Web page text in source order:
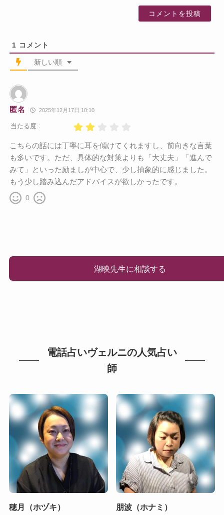
1 コメント
新しい順
匿名 2025年12月17日 10:10
当たる度 :
こちらの話には丁寧に耳を傾けてくれますし、前向きな言葉
も多いです。ただ、具体的な対策よりも「大丈夫」「進んで
みて」といった励ましが中心で、少し抽象的に感じました。
もう少し踏み込んだアドバイスが欲しかったです。
0
湖映先生に相談する
電話占いヴェルニの人気占い
師
穂月（ホヅキ） 朋波（ホナミ）